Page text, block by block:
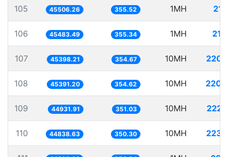
105 45506.26 355.52 1MH
106 45483.49 355.34 1MH
107 45398.21 354.67 10MH
108 45391.20 354.62 10MH
109 44931.91 351.03 10MH
110 44838.63 350.30 10MH